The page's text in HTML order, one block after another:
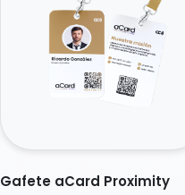
Gafete aCard Proximity